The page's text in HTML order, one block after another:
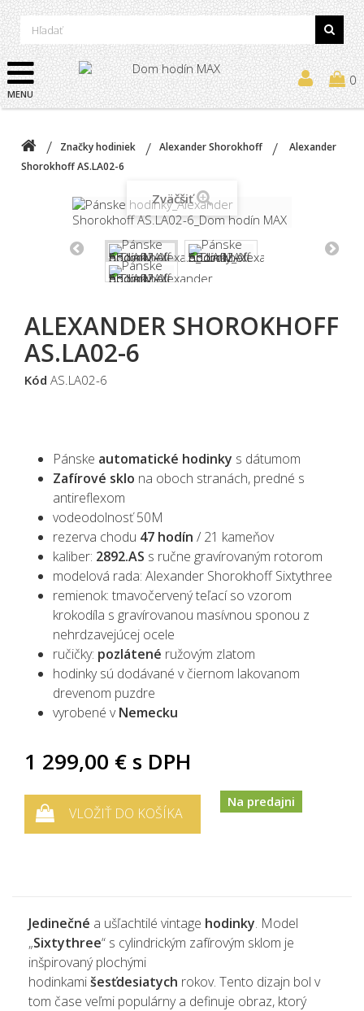
MENU
0
Značky hodiniek Alexander Shorokhoff
Alexander
Shorokhoff AS.LA02-6
Zväčšiť
ALEXANDER SHOROKHOFF
AS.LA02-6
Kód AS.LA02-6
Pánske automatické hodinky s dátumom
Zafírové sklo na oboch stranách, predné s
antireflexom
vodeodolnosť 50M
rezerva chodu 47 hodín / 21 kameňov
kaliber: 2892.AS s ručne gravírovaným rotorom
modelová rada: Alexander ShorokhoffSixtythree
remienok: tmavočervený teľací so vzorom
krokodíla s gravírovanou masívnou sponou z
nehrdzavejúcej ocele
ručičky: pozlátené ružovým zlatom
hodinky sú dodávané v čiernom lakovanom
drevenom puzdre
vyrobené vNemecku
1 299,00 € s DPH
VLOŽIŤ DO KOŠÍKA
Na predajni
Jedinečné a ušľachtilé vintage hodinky. Model
„Sixtythree“ s cylindrickým zafírovým sklom je
inšpirovaný plochými
hodinkamišesťdesiatych rokov. Tento dizajn bol v
tom čase veľmi populárny a definuje obraz, ktorý